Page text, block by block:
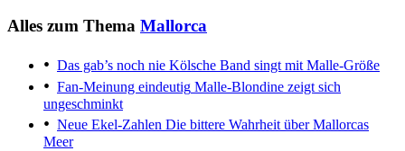
Alles zum Thema Mallorca
Das gab’s noch nie Kölsche Band singt mit Malle-Größe
Fan-Meinung eindeutig Malle-Blondine zeigt sich
ungeschminkt
Neue Ekel-Zahlen Die bittere Wahrheit über Mallorcas
Meer